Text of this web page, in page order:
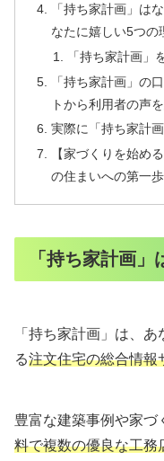
「持ち家計画」は
なたに嬉しい5つの
「持ち家計画」
「持ち家計画」の
トから利用者の声
実際に「持ち家計
【家づくりを始め
の住まいへの第一
「持ち家計画」
「持ち家計画」は、
る注文住宅の総合情報
豊富な建築事例や家づ
料で複数の優良な工務